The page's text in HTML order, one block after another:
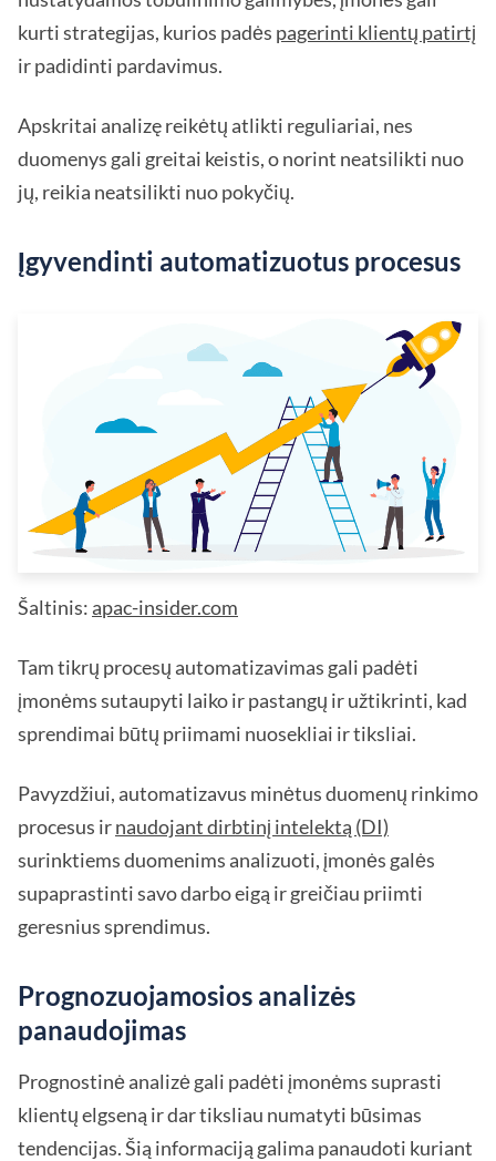
kurti strategijas, kurios padės pagerinti klientų patirtį
ir padidinti pardavimus.
Apskritai analizę reikėtų atlikti reguliariai, nes
duomenys gali greitai keistis, o norint neatsilikti nuo
jų, reikia neatsilikti nuo pokyčių.
Įgyvendinti automatizuotus procesus
Šaltinis: apac-insider.com
Tam tikrų procesų automatizavimas gali padėti
įmonėms sutaupyti laiko ir pastangų ir užtikrinti, kad
sprendimai būtų priimami nuosekliai ir tiksliai.
Pavyzdžiui, automatizavus minėtus duomenų rinkimo
procesus irnaudojant dirbtinį intelektą (DI)
surinktiems duomenims analizuoti, įmonės galės
supaprastinti savo darbo eigą ir greičiau priimti
geresnius sprendimus.
Prognozuojamosios analizės
panaudojimas
Prognostinė analizė gali padėti įmonėms suprasti
klientų elgseną ir dar tiksliau numatyti būsimas
tendencijas. Šią informaciją galima panaudoti kuriant